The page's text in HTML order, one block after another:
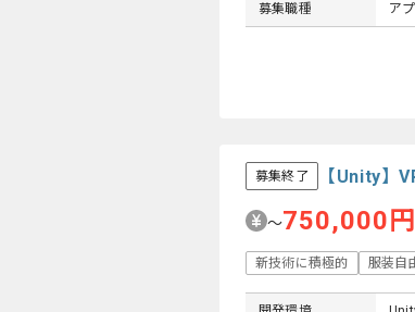
募集職種 ア
募集終了 【Unity】
〜750,000円
新技術に積極的 服装自